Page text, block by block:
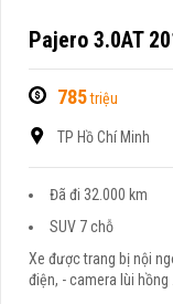
Pajero 3.0AT
785triệu
TP Hồ Chí Minh
Đã đi 32.000 km
SUV 7 chỗ
Xe được trang bị nội
điện, - camera lùi hồng ...